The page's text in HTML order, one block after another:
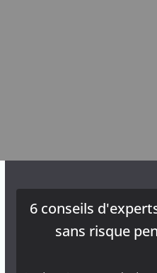
6 conseils
sans risque